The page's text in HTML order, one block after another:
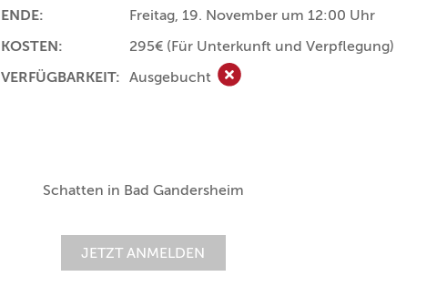
ENDE:
Freitag, 19. November um 12:00 Uhr
KOSTEN:
295€ (Für Unterkunft und Verpflegung)
VERFÜGBARKEIT: Ausgebucht Ausgebucht
Schatten in Bad Gandersheim
JETZT ANMELDEN